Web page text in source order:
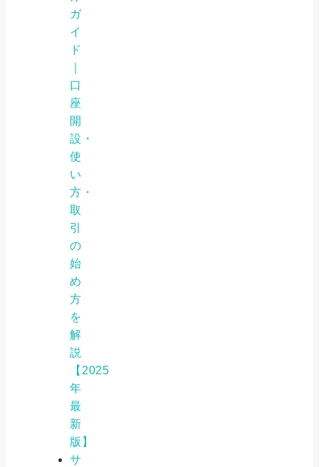
ガ
イ
ド
口
座
開
設・
使
い
方・
取
引
の
始
め
方
を
解
説
【2025
年
最
新
版】
サ